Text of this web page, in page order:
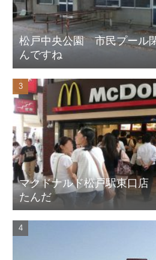
松戸中央公園 市民プール
んですね
マクドナルド松戸駅東口
たんだ